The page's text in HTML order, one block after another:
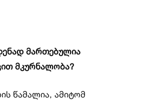
მართებულია
მკურნალობა?
წამალია, ამიტომ